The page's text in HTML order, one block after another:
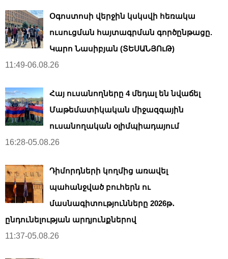
Օգոստոսի վերջին կսկսվի հեռակա
ուսուցման հայտագրման գործընթացը.
Կարո Նասիբյան (ՏԵՍԱՆՅՈւԹ)
11:49-06.08.26
Հայ ուսանողները 4 մեդալ են նվաճել
Մաթեմատիկական միջազգային
ուսանողական օլիմպիադայում
16:28-05.08.26
Դիմորդների կողմից առավել
պահանջված բուհերն ու
մասնագիտությունները 2026թ․
ընդունելության արդյունքներով
11:37-05.08.26